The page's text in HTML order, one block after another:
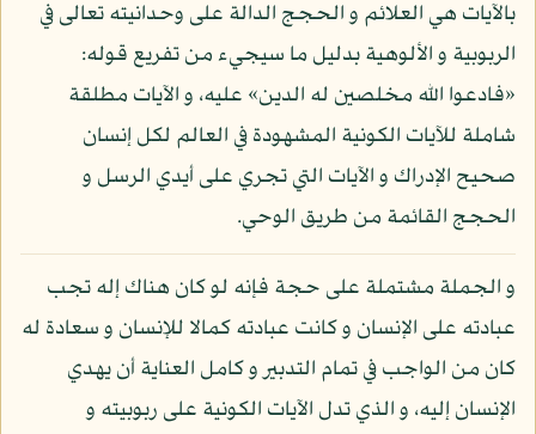
بالآيات هي العلائم و الحجج الدالة على وحدانيته تعالى في
الربوبية و الألوهية بدليل ما سيجيء من تفريع قوله:
«فادعوا الله مخلصين له الدين» عليه، و الآيات مطلقة
شاملة للآيات الكونية المشهودة في العالم لكل إنسان
صحيح الإدراك و الآيات التي تجري على أيدي الرسل و
الحجج القائمة من طريق الوحي.
و الجملة مشتملة على حجة فإنه لو كان هناك إله تجب
عبادته على الإنسان و كانت عبادته كمالا للإنسان و سعادة له
كان من الواجب في تمام التدبير و كامل العناية أن يهدي
الإنسان إليه، و الذي تدل الآيات الكونية على ربوبيته و